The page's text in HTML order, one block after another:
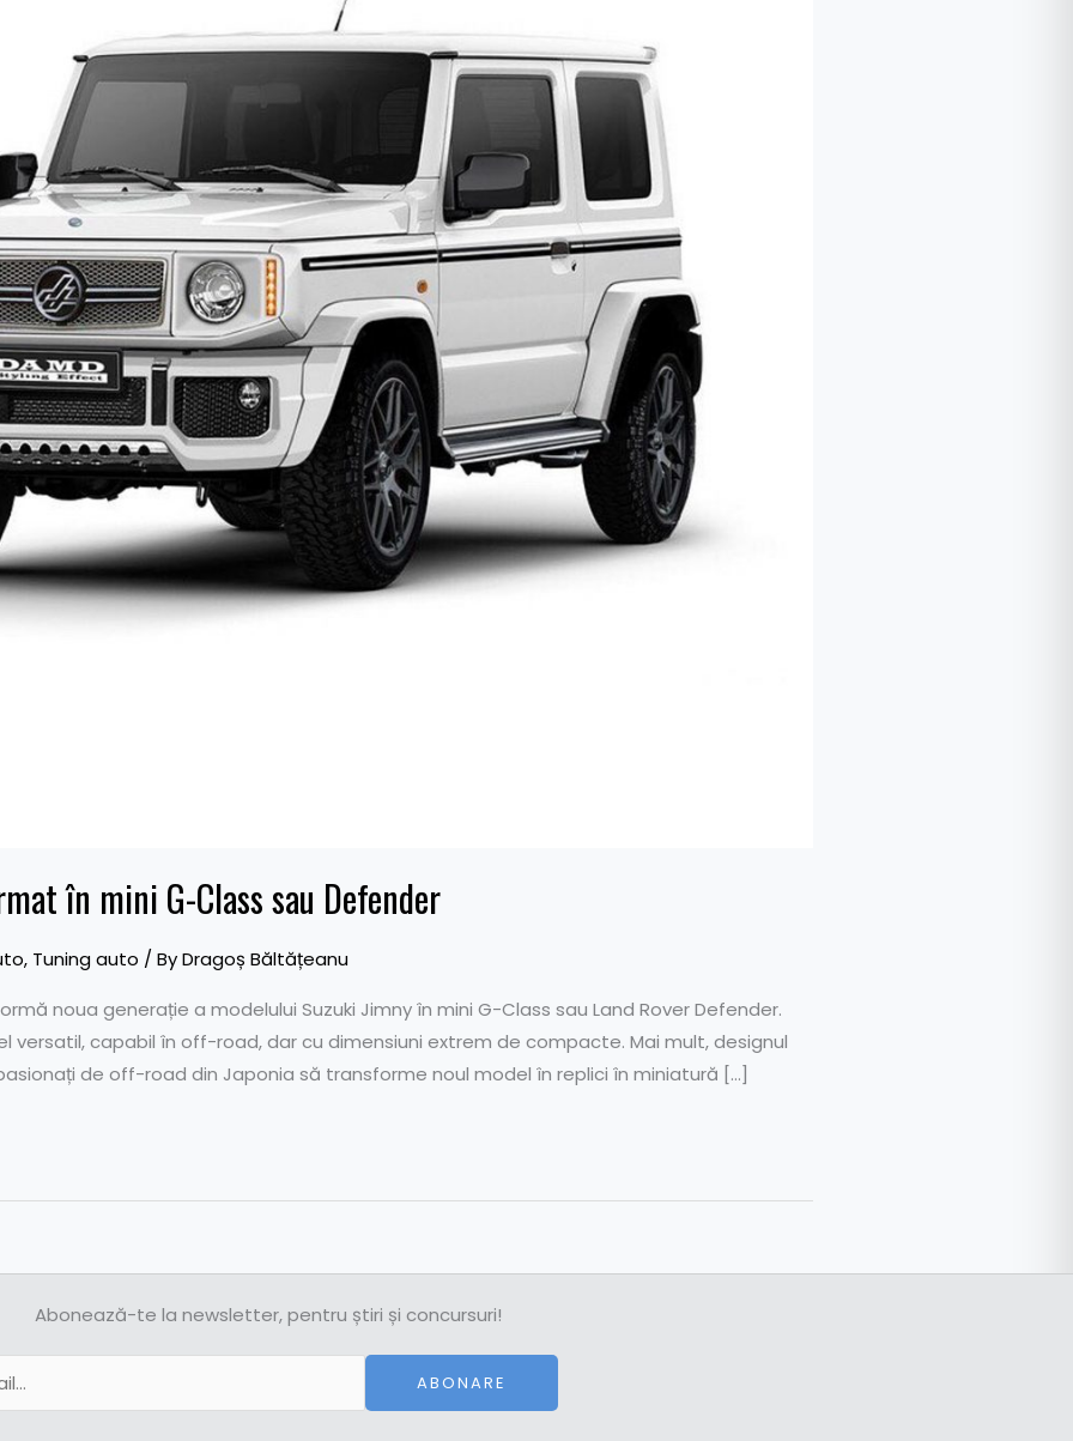
în mini G-Class sau Defender
, Tuning auto / ByDragoș Băltățeanu
noua generație a modelului Suzuki Jimny în mini G-Class sau Land Rover Defender.
versatil, capabil în off-road, dar cu dimensiuni extrem de compacte. Mai mult, designul
de off-road din Japonia să transforme noul model în replici în miniatură […]
Abonează-te la newsletter, pentru știri și concursuri!
ABONARE